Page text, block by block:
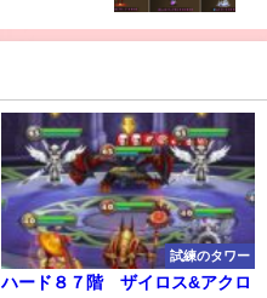
試練のタワー
ハード８７階 ザイロス&アクロ